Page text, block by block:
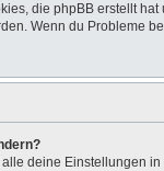
die phpBB erstellt
Wenn du Probleme
deine Einstellungen